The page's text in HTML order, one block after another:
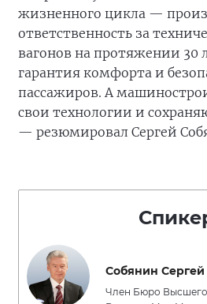
жизненного цикла —
ответственность за
вагонов на протяжении 30
гарантия комфорта и
пассажиров. А
свои технологии и
— резюмировал Сергей
Собянин
Член Бюро Высшего